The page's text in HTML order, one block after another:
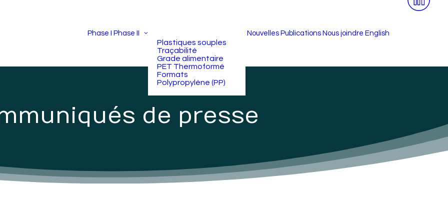
Phase I Phase II
Plastiques souples
Traçabilité
Grade alimentaire
PET Thermoformé
Formats
Polypropylène (PP)
Nouvelles Publications Nous joindre English
de presse